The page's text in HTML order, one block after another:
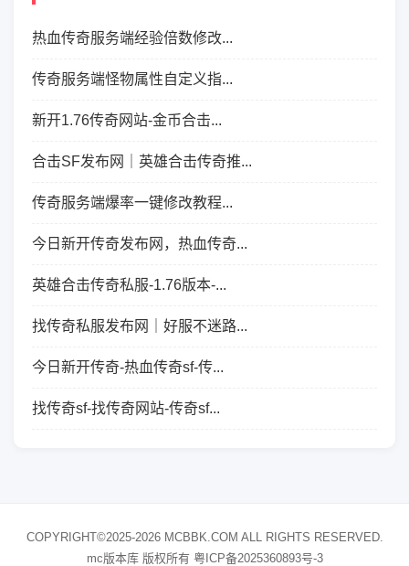
热血传奇服务端经验倍数修改...
传奇服务端怪物属性自定义指...
新开1.76传奇网站-金币合击...
合击SF发布网｜英雄合击传奇推...
传奇服务端爆率一键修改教程...
今日新开传奇发布网，热血传奇...
英雄合击传奇私服-1.76版本-...
找传奇私服发布网｜好服不迷路...
今日新开传奇-热血传奇sf-传...
找传奇sf-找传奇网站-传奇sf...
COPYRIGHT©2025-2026 MCBBK.COM ALL RIGHTS RESERVED.
mc版本库 版权所有 粤ICP备2025360893号-3